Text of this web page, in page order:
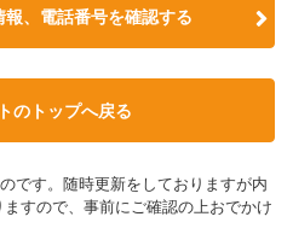
、電話番号を確認する
のトップへ戻る
です。随時更新をしておりますが内
すので、事前にご確認の上おでかけ